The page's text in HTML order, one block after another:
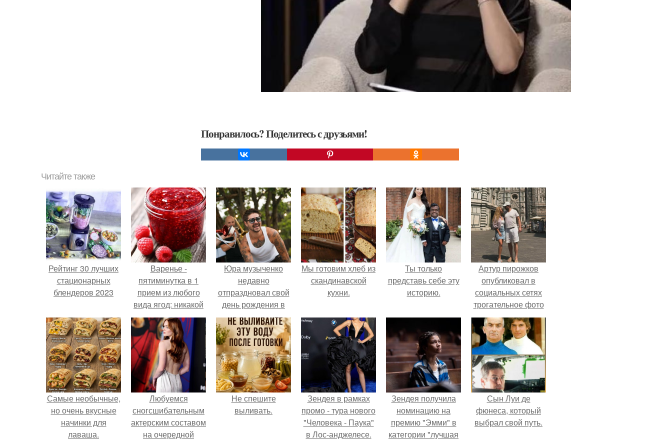
Понравилось? Поделитесь с друзьями!
Читайте также
Рейтинг 30 лучших
стационарных
блендеров 2023
Варенье -
пятиминутка в 1
прием из любого
вида ягод: никакой
длительной варки,
все витамины на
месте!
Юра музыченко
недавно
отпраздновал свой
день рождения в
кругу самых
близких и родных
людей.
Мы готовим хлеб из
скандинавской
кухни.
Ты только
представь себе эту
историю.
Артур пирожков
опубликовал в
социальных сетях
трогательное фото
с супругой
Анжеликой,
сделанное во
время их недавнего
путешествия в
Италию.
Самые необычные,
но очень вкусные
начинки для
лаваша.
Любуемся
сногсшибательным
актерским составом
на очередной
Не спешите
выливать.
Зендея в рамках
промо - тура нового
"Человека - Паука"
в Лос-анджелесе.
Зендея получила
номинацию на
премию "Эмми" в
категории "лучшая
Сын Луи де
фюнеса, который
выбрал свой путь.